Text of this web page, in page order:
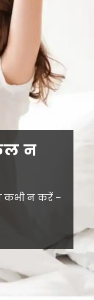
न
कभी न करें –